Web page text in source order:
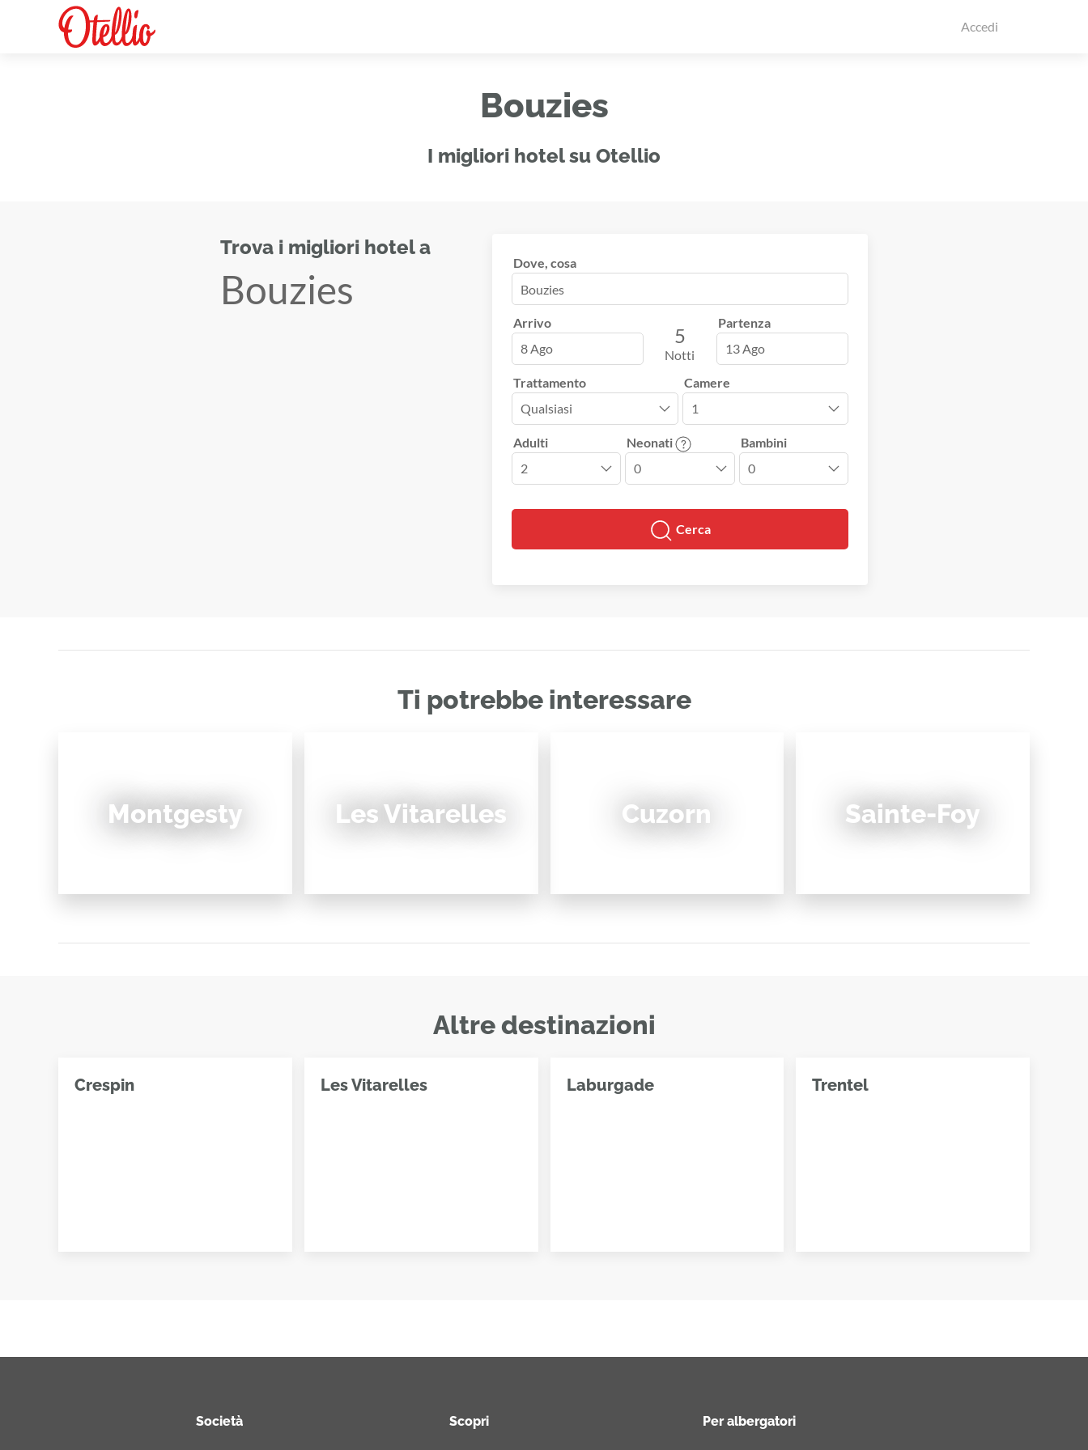
Accedi
Bouzies
I migliori hotel su Otellio
Trova i migliori hotel a
Bouzies
Dove, cosa
Arrivo
8 Ago
5
Notti
Partenza
13 Ago
Trattamento Camere
Adulti Neonati Bambini
Cerca
Ti potrebbe interessare
Montgesty Les Vitarelles Cuzorn Sainte-Foy
Altre destinazioni
Crespin Les Vitarelles Laburgade Trentel
Società Scopri Per albergatori